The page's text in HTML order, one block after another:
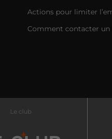
Actions pour limiter
Comment contacter un
Le club